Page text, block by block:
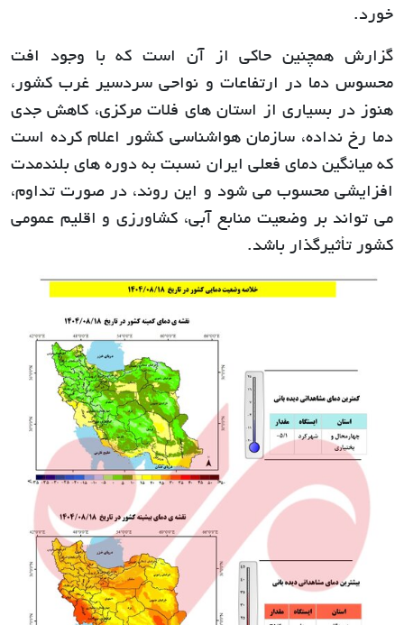
خورد.
گزارش همچنین حاکی از آن است که با وجود افت
محسوس دما در ارتفاعات و نواحی سردسیر غرب کشور،
هنوز در بسیاری از استان های فلات مرکزی، کاهش جدی
دما رخ نداده، سازمان هواشناسی کشور اعلام کرده است
که میانگین دمای فعلی ایران نسبت به دوره های بلندمدت
افزایشی محسوب می شود و این روند، در صورت تداوم،
می تواند بر وضعیت منابع آبی، کشاورزی و اقلیم عمومی
کشور تأثیرگذار باشد.